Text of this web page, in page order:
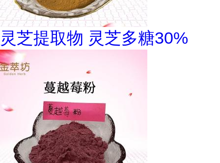
灵芝提取物 灵芝多糖30%